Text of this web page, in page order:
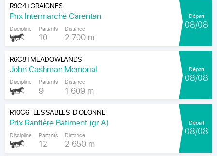
R9C4|GRAIGNES
Prix Intermarché Carentan
Discipline Partants
10
Distance
2 700 m
Départ
08/08
R6C8| MEADOWLANDS
John Cashman Memorial
Discipline Partants
9
Distance
1 609 m
Départ
08/08
R10C6| LES SABLES-D'OLONNE
Prix Rantière Batiment (gr A)
Discipline Partants
12
Distance
2 650 m
Départ
08/08